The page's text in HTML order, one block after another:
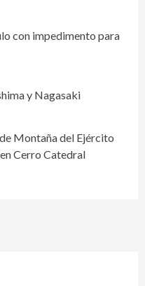
con impedimento para
y Nagasaki
Montaña del Ejército
Cerro Catedral